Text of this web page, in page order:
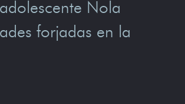
Nola
forjadas en la